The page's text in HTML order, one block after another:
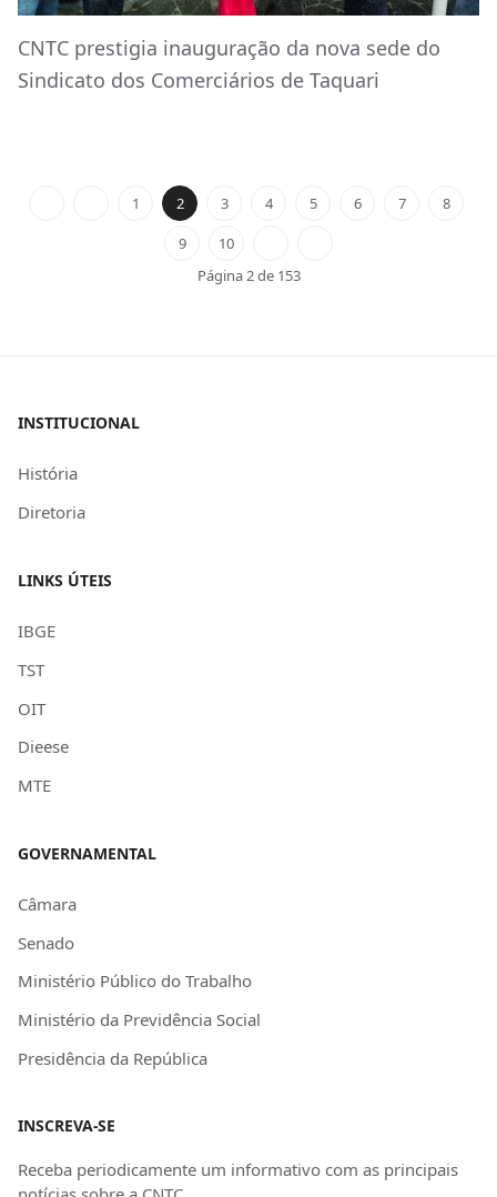
CNTC prestigia inauguração da nova sede do
Sindicato dos Comerciários de Taquari
1 2 3 4 5 6 7
8
9
10
Página 2 de 153
INSTITUCIONAL
História
Diretoria
LINKS ÚTEIS
IBGE
TST
OIT
Dieese
MTE
GOVERNAMENTAL
Câmara
Senado
Ministério Público do Trabalho
Ministério da Previdência Social
Presidência da República
INSCREVA-SE
Receba periodicamente um informativo com as principais